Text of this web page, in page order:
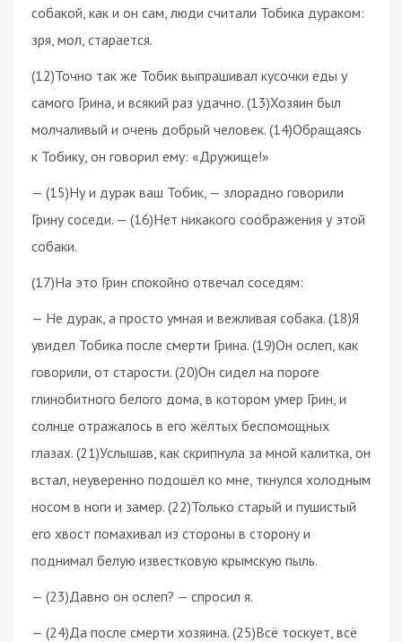
собакой, как и он сам, люди считали Тобика дураком:
зря, мол, старается.
(12)Точно так же Тобик выпрашивал кусочки еды у
самого Грина, и всякий раз удачно. (13)Хозяин был
молчаливый и очень добрый человек. (14)Обращаясь
к Тобику, он говорил ему: «Дружище!»
— (15)Ну и дурак ваш Тобик, — злорадно говорили
Грину соседи. — (16)Нет никакого соображения у этой
собаки.
(17)На это Грин спокойно отвечал соседям:
— Не дурак, а просто умная и вежливая собака. (18)Я
увидел Тобика после смерти Грина. (19)Он ослеп, как
говорили, от старости. (20)Он сидел на пороге
глинобитного белого дома, в котором умер Грин, и
солнце отражалось в его жёлтых беспомощных
глазах. (21)Услышав, как скрипнула за мной калитка, он
встал, неуверенно подошёл ко мне, ткнулся холодным
носом в ноги и замер. (22)Только старый и пушистый
его хвост помахивал из стороны в сторону и
поднимал белую известковую крымскую пыль.
— (23)Давно он ослеп? — спросил я.
— (24)Да после смерти хозяина. (25)Всё тоскует, всё